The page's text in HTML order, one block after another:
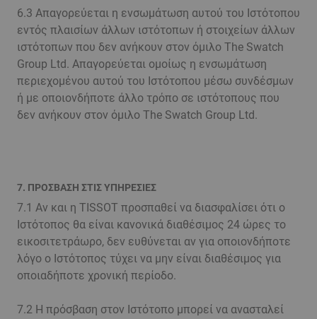
6.3 Απαγορεύεται η ενσωμάτωση αυτού του Ιστότοπου
εντός πλαισίων άλλων ιστότοπων ή στοιχείων άλλων
ιστότοπων που δεν ανήκουν στον όμιλο The Swatch
Group Ltd. Απαγορεύεται ομοίως η ενσωμάτωση
περιεχομένου αυτού του Ιστότοπου μέσω συνδέσμων
ή με οποιονδήποτε άλλο τρόπο σε ιστότοπους που
δεν ανήκουν στον όμιλο The Swatch Group Ltd.
7. ΠΡΟΣΒΑΣΗ ΣΤΙΣ ΥΠΗΡΕΣΙΕΣ
7.1 Αν και η TISSOT προσπαθεί να διασφαλίσει ότι ο
Ιστότοπος θα είναι κανονικά διαθέσιμος 24 ώρες το
εικοσιτετράωρο, δεν ευθύνεται αν για οποιονδήποτε
λόγο ο Ιστότοπος τύχει να μην είναι διαθέσιμος για
οποιαδήποτε χρονική περίοδο.
7.2 Η πρόσβαση στον Ιστότοπο μπορεί να ανασταλεί